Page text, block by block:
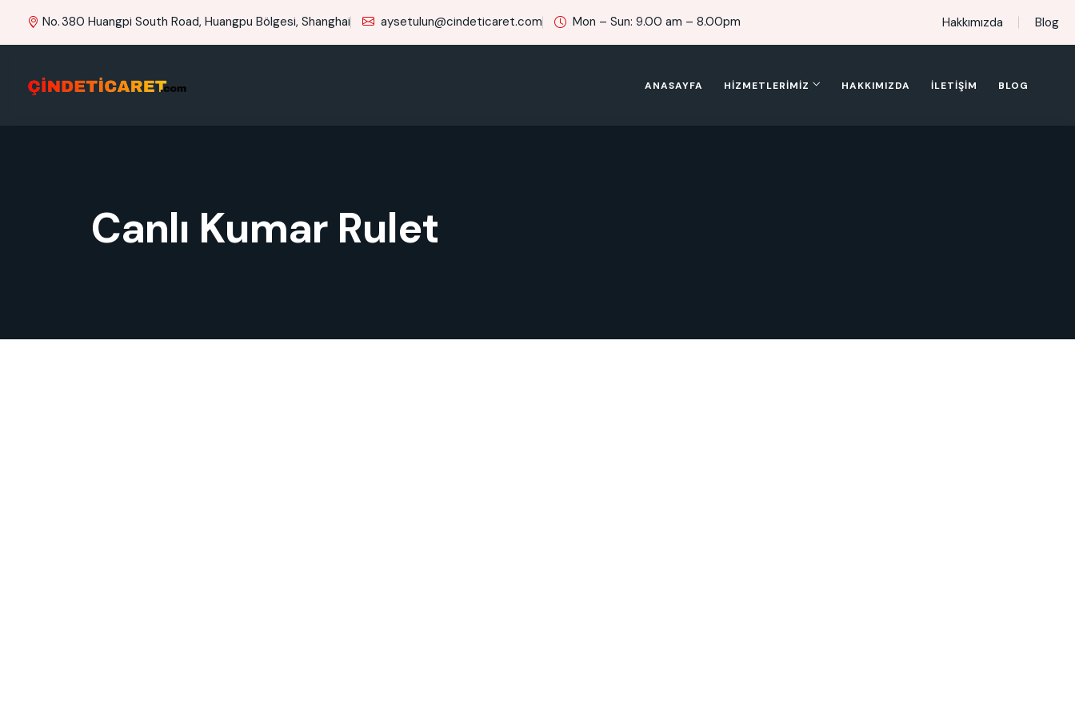
No. 380 Huangpi South Road, Huangpu Bölgesi, Shanghai aysetulun@cindeticaret.com Mon – Sun: 9.00 am – 8.00pm Hakkımızda Blog
ANASAYFA HIZMETLERIMIZ HAKKIMIZDA İLETIŞIM BLOG
Canlı Kumar Rulet